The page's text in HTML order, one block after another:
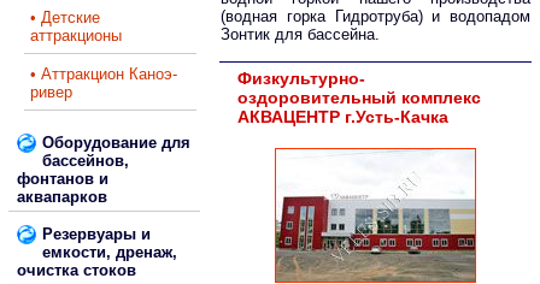
• Детские
аттракционы
• Аттракцион Каноэ-
ривер
Оборудование для
бассейнов,
фонтанов и
аквапарков
Резервуары и
емкости, дренаж,
очистка стоков
(водная горка Гидротруба) и водопадом
Зонтик для бассейна.
Физкультурно-
оздоровительный комплекс
АКВАЦЕНТР г.Усть-Качка